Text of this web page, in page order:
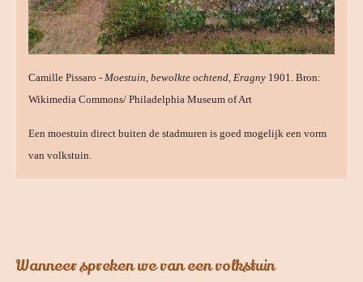
Camille Pissaro - Moestuin, bewolkte ochtend, Eragny 1901. Bron:
Wikimedia Commons/ Philadelphia Museum of Art
Een moestuin direct buiten de stadmuren is goed mogelijk een vorm
van volkstuin.
Wanneer spreken we van een volkstuin